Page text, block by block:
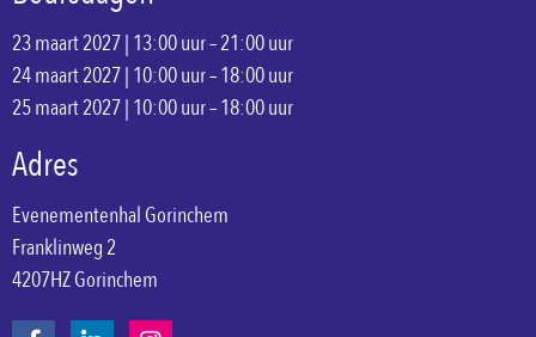
23 maart 2027 | 13:00 uur – 21:00 uur
24 maart 2027 | 10:00 uur – 18:00 uur
25 maart 2027 | 10:00 uur – 18:00 uur
Adres
Evenementenhal Gorinchem
Franklinweg 2
4207HZ Gorinchem